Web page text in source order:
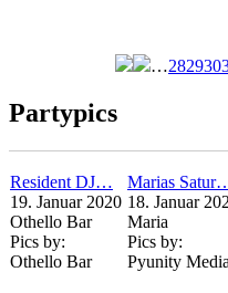
…282930
Partypics
Resident DJ…
19. Januar 2020
Othello Bar
Pics by:
Othello Bar
Marias
18. Januar
Maria
Pics by:
Pyunity Media